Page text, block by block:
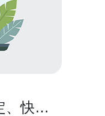
、快速